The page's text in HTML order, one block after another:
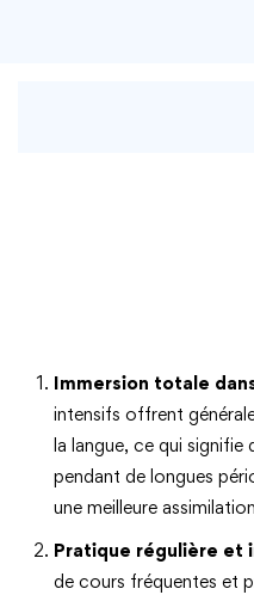
Immersion totale
intensifs offrent
la langue, ce qui signifie
pendant de longues
une meilleure
Pratique régulière et
de cours fréquentes et